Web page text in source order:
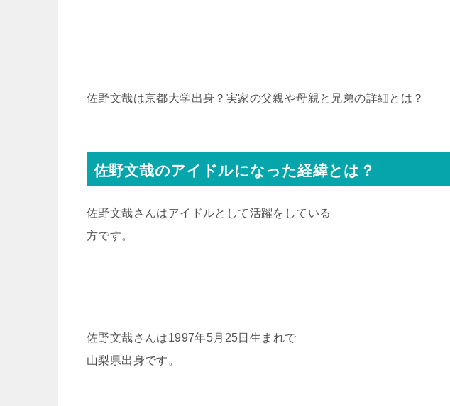
佐野文哉は京都大学出身？実家の父親や母親と兄弟の詳細とは？
佐野文哉のアイドルになった経緯とは？
佐野文哉さんはアイドルとして活躍をしている
方です。
佐野文哉さんは1997年5月25日生まれで
山梨県出身です。